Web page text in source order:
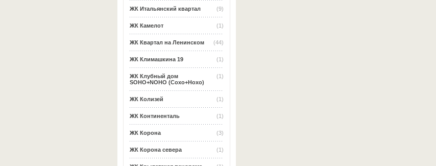
(9)
ЖК Итальянский квартал
(1)
ЖК Камелот
(44)
ЖК Квартал на Ленинском
(1)
ЖК Климашкина 19
(1)
ЖК Клубный дом
SOHO+NOHO (Сохо+Нохо)
(1)
ЖК Колизей
(1)
ЖК Континенталь
(3)
ЖК Корона
(1)
ЖК Корона севера